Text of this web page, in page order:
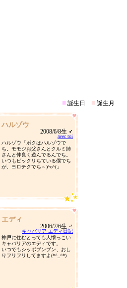
■ 誕生日 ■ 誕生月
ハルゾウ
2008/6/8生 ♂
avec toi
ハルゾウ「ボクはハルゾウで
ち。モモジお父さんとクルミ姉
さんと仲良く遊んでるんでち。
いつもビックリちている僕でち
が、ヨロチクでち～)^o^(」
エディ
2006/7/6生 ♂
キャバリア エディ日記
神戸に住むとっても人懐っこい
キャバリアのエディです。
いつでもシッポブンブン、おし
りフリフリしてますよ(*^_^*)